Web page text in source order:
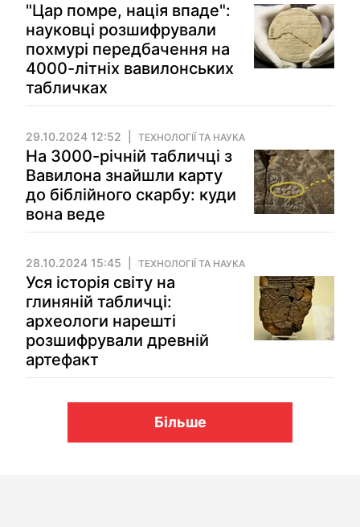
"Цар помре, нація впаде":
науковці розшифрували
похмурі передбачення на
4000-літніх вавилонських
табличках
29.10.2024 12:52 ТЕХНОЛОГІЇ ТА НАУКА
На 3000-річній табличці з
Вавилона знайшли карту
до біблійного скарбу: куди
вона веде
28.10.2024 15:45 ТЕХНОЛОГІЇ ТА НАУКА
Уся історія світу на
глиняній табличці:
археологи нарешті
розшифрували древній
артефакт
Більше